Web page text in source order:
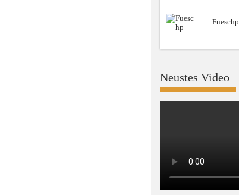
Fueschp
Neustes Video